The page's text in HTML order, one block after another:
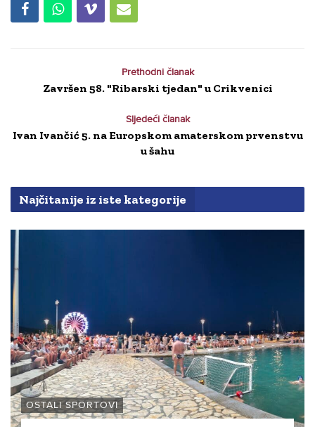
Prethodni članak
Završen 58. "Ribarski tjedan" u Crikvenici
Sljedeći članak
Ivan Ivančić 5. na Europskom amaterskom prvenstvu
u šahu
Najčitanije iz iste kategorije
OSTALI SPORTOVI